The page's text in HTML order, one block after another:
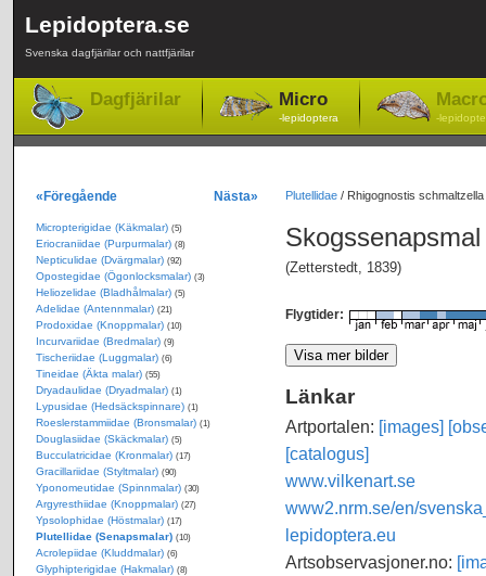
Lepidoptera.se
Svenska dagfjärilar och nattfjärilar
Dagfjärilar Micro
-lepidoptera -
Plutellidae/ Rhigognostis
(Zetterstedt, 1839)
Flygtider:
Länkar
Artportalen: [images]
[catalogus]
www.vilkenart.se
www2.nrm.se/en/
lepidoptera.eu
Artsobservasjoner.no:
«Föregående Nästa»
Micropterigidae (Käkmalar) (5)
Eriocraniidae (Purpurmalar) (8)
Nepticulidae (Dvärgmalar) (92)
Opostegidae (Ögonlocksmalar) (3)
Heliozelidae (Bladhålmalar) (5)
Adelidae (Antennmalar) (21)
Prodoxidae (Knoppmalar) (10)
Incurvariidae (Bredmalar) (9)
Tischeriidae (Luggmalar) (6)
Tineidae (Äkta malar) (55)
Dryadaulidae (Dryadmalar) (1)
Lypusidae (Hedsäckspinnare) (1)
Roeslerstammiidae (Bronsmalar) (1)
Douglasiidae (Skäckmalar) (5)
Bucculatricidae (Kronmalar) (17)
Gracillariidae (Styltmalar) (90)
Yponomeutidae (Spinnmalar) (30)
Argyresthiidae (Knoppmalar) (27)
Ypsolophidae (Höstmalar) (17)
Plutellidae (Senapsmalar) (10)
Acrolepiidae (Kluddmalar) (6)
Glyphipterigidae (Hakmalar) (8)